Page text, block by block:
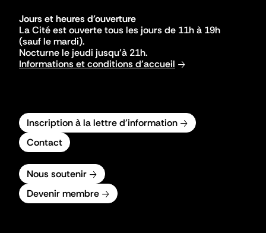
Jours et heures d'ouverture
La Cité est ouverte tous les jours de 11h à 19h
(sauf le mardi).
Nocturne le jeudi jusqu'à 21h.
Informations et conditions d'accueil
Inscription à la lettre d'information
Contact
Nous soutenir
Devenir membre